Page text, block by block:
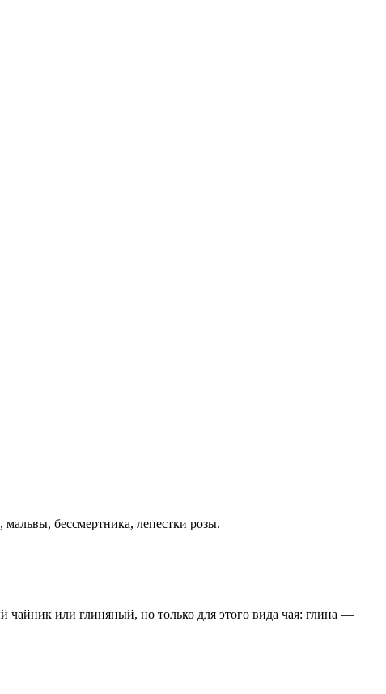
бессмертника, лепестки розы.
или глиняный, но только для этого вида чая: глина —